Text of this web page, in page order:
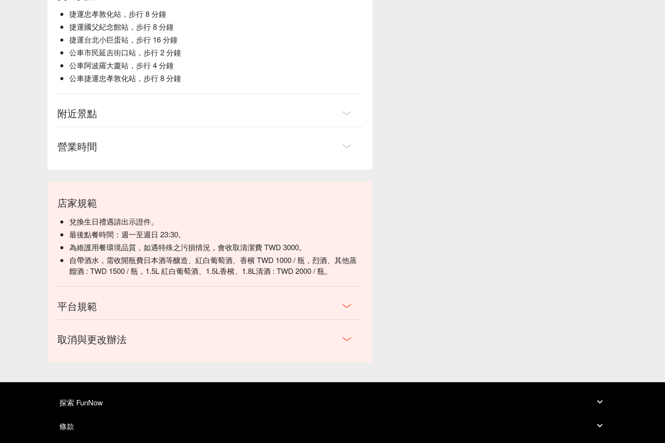
💡 未成年請勿飲酒；禁止酒駕
捷運忠孝敦化站，步行 8 分鐘
捷運國父紀念館站，步行 8 分鐘
捷運台北小巨蛋站，步行 16 分鐘
公車市民延吉街口站，步行 2 分鐘
公車阿波羅大廈站，步行 4 分鐘
公車捷運忠孝敦化站，步行 8 分鐘
附近景點
營業時間
店家規範
兌換生日禮遇請出示證件。
最後點餐時間：週一至週日 23:30。
為維護用餐環境品質，如遇特殊之污損情況，會收取清潔費 TWD 3000。
自帶酒水，需收開瓶費日本酒等釀造、紅白葡萄酒、香檳 TWD 1000 / 瓶，烈酒、其他蒸
餾酒 : TWD 1500 / 瓶，1.5L 紅白葡萄酒、1.5L香檳、1.8L清酒 : TWD 2000 / 瓶。
平台規範
取消與更改辦法
探索 FunNow
條款